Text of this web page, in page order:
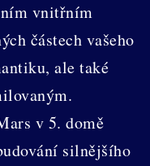
vnitřním
částech vašeho
ale také
v 5. domě
silnějšího